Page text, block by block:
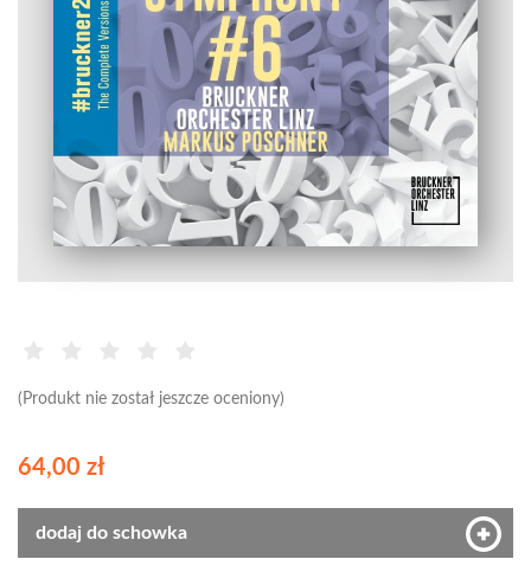
(Produkt nie został jeszcze oceniony)
64,00 zł
dodaj do schowka